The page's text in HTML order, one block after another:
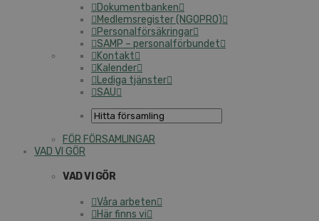
Dokumentbanken
Medlemsregister (NGOPRO)
Personalförsäkringar
SAMP – personalförbundet
Kontakt
Kalender
Lediga tjänster
SAU
FÖR FÖRSAMLINGAR
VAD VI GÖR
VAD VI GÖR
Våra arbeten
Här finns vi